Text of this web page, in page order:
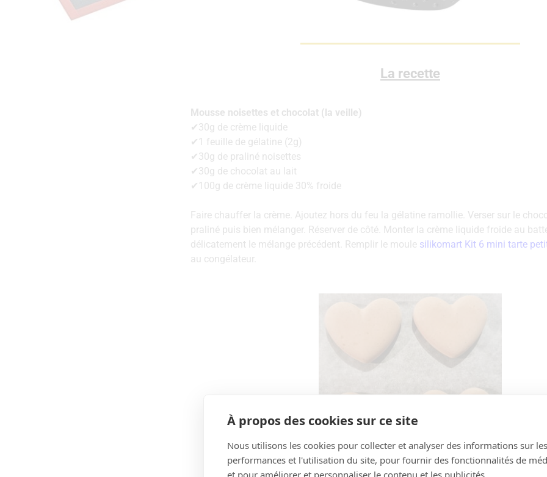
La recette
Mousse noisettes et chocolat (la veille)
✔30g de crème liquide
✔1 feuille de gélatine (2g)
✔30g de praliné noisettes
✔30g de chocolat au lait
✔100g de crème liquide 30% froide
Faire chauffer la crème. Ajoutez hors du feu la gélatine ramollie. Verser sur le
praliné puis bien mélanger. Réserver de côté. Monter la crème liquide froide au
délicatement le mélange précédent. Remplir le moule silikomart Kit 6 mini tarte
au congélateur.
À propos des cookies sur ce site
Nous utilisons les cookies pour collecter et analyser des informations sur les
performances et l'utilisation du site, pour fournir des fonctionnalités de
et pour améliorer et personnaliser le contenu et les publicités.